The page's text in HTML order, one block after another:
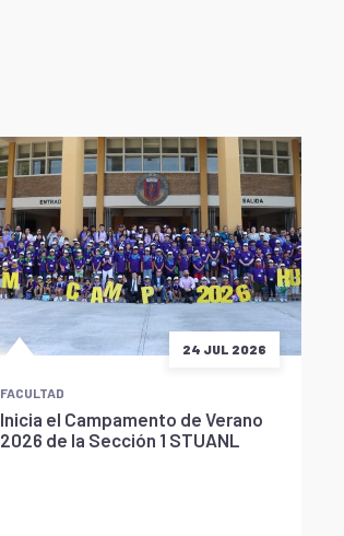
24 JUL 2026
FACULTAD
Inicia el Campamento de Verano
2026 de la Sección 1 STUANL